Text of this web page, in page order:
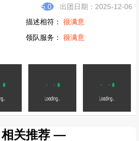
5.0
出团日期：2025-12-06
描述相符： 很满意
周到照顾团队每一位队员，行程
5.0
出团日期：2025-12-06
描述相符：很满意
领队服务：